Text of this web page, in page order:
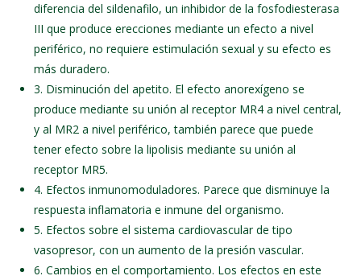
diferencia del sildenafilo, un inhibidor de la fosfodiesterasa
III que produce erecciones mediante un efecto a nivel
periférico, no requiere estimulación sexual y su efecto es
más duradero.
3. Disminución del apetito. El efecto anorexígeno se
produce mediante su unión al receptor MR4 a nivel central,
y al MR2 a nivel periférico, también parece que puede
tener efecto sobre la lipolisis mediante su unión al
receptor MR5.
4. Efectos inmunomoduladores. Parece que disminuye la
respuesta inflamatoria e inmune del organismo.
5. Efectos sobre el sistema cardiovascular de tipo
vasopresor, con un aumento de la presión vascular.
6. Cambios en el comportamiento. Los efectos en este